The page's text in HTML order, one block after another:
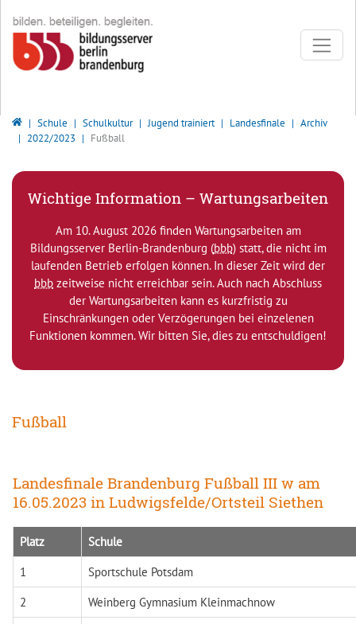
Bildungsserver Berlin - Brandenburg
Schule Schulkultur Jugend trainiert Landesfinale
Archiv
2022/2023
Fußball
Wichtige Information – Wartungsarbeiten
Am 10. August 2026 finden Wartungsarbeiten am
Bildungsserver Berlin-Brandenburg (bbb) statt, die nicht im
laufenden Betrieb erfolgen können. In dieser Zeit wird der
bbb zeitweise nicht erreichbar sein. Auch nach Abschluss
der Wartungsarbeiten kann es kurzfristig zu
Einschränkungen oder Verzögerungen bei einzelenen
Funktionen kommen. Wir bitten Sie, dies zu entschuldigen!
Fußball
Landesfinale Brandenburg Fußball III w am
16.05.2023 in Ludwigsfelde/Ortsteil Siethen
Platz
Schule
1
Sportschule Potsdam
2
Weinberg Gymnasium Kleinmachnow